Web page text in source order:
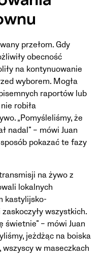
przełom. Gdy
obecność
na kontynuowanie
wyborem. Mogła
raportów lub
robiła
„Pomyśleliśmy, że
nadal” – mówi Juan
pokazać te fazy
na żywo z
lokalnych
kastylijsko-
wszystkich.
świetnie” – mówi Juan
jeżdżąc na boiska
w maseczkach